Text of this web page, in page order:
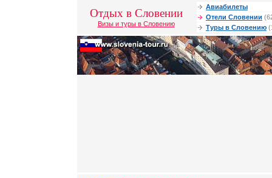
Отдых в Словении
Визы и туры в Словению
Авиабилеты
Отели Словении
Туры в Словению